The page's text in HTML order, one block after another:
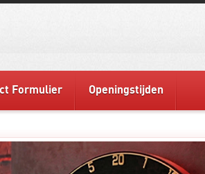
Formulier Openingstijden